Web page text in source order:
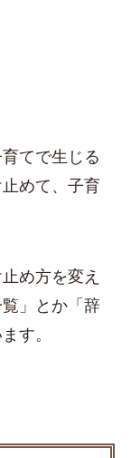
てで生じる
めて、子育
め方を変え
」とか「辞
す。